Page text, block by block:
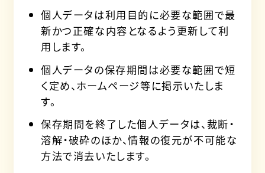
個人データは利用目的に必要な範囲で最
新かつ正確な内容となるよう更新して利
用します。
個人データの保存期間は必要な範囲で短
く定め、ホームページ等に掲示いたしま
す。
保存期間を終了した個人データは、裁断・
溶解・破砕のほか、情報の復元が不可能な
方法で消去いたします。